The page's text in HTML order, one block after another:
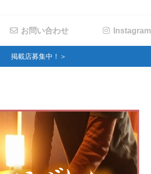
お問い合わせ Instagram
掲載店募集中！＞